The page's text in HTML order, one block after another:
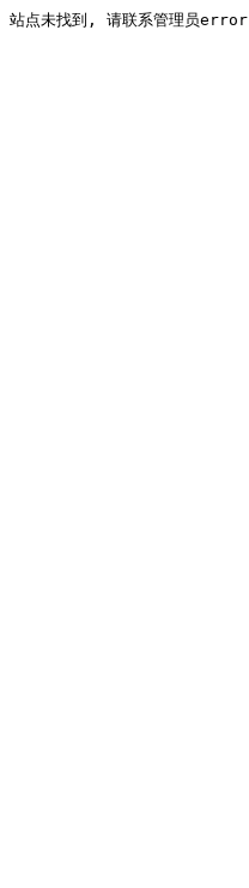
站点未找到, 请联系管理员error